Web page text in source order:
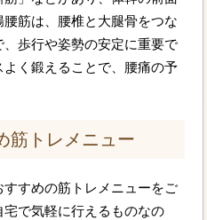
筋は、腰椎と大腿骨をつな
歩行や姿勢の安定に重要で
く鍛えることで、腰痛の予
筋トレメニュー
すめの筋トレメニューをご
で気軽に行えるものなの